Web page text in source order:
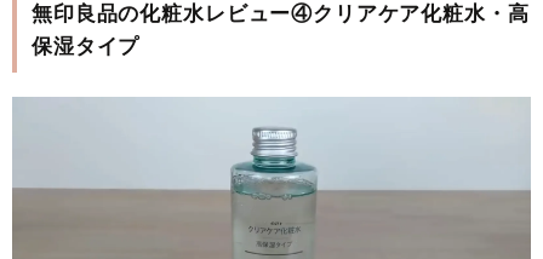
無印良品の化粧水レビュー④クリアケア化粧水・高
保湿タイプ